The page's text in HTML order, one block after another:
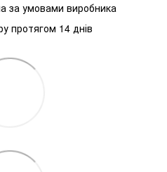
за умовами виробника
протягом 14 днів